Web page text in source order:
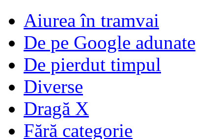
Aiurea în tramvai
De pe Google adunate
De pierdut timpul
Diverse
Dragă X
Fără categorie